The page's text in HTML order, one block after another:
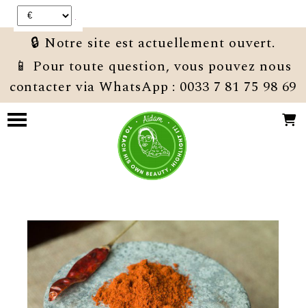
🔒 Notre site est actuellement ouvert.
📱 Pour toute question, vous pouvez nous
contacter via WhatsApp : 0033 7 81 75 98 69
PROMO
Panneau de gestion des cookies